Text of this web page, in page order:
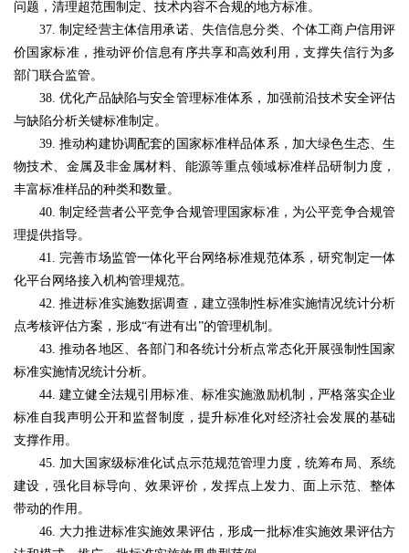
问题，清理超范围制定、技术内容不合规的地方标准。
37. 制定经营主体信用承诺、失信信息分类、个体工商户信用评
价国家标准，推动评价信息有序共享和高效利用，支撑失信行为多
部门联合监管。
38. 优化产品缺陷与安全管理标准体系，加强前沿技术安全评估
与缺陷分析关键标准制定。
39. 推动构建协调配套的国家标准样品体系，加大绿色生态、生
物技术、金属及非金属材料、能源等重点领域标准样品研制力度，
丰富标准样品的种类和数量。
40. 制定经营者公平竞争合规管理国家标准，为公平竞争合规管
理提供指导。
41. 完善市场监管一体化平台网络标准规范体系，研究制定一体
化平台网络接入机构管理规范。
42. 推进标准实施数据调查，建立强制性标准实施情况统计分析
点考核评估方案，形成“有进有出”的管理机制。
43. 推动各地区、各部门和各统计分析点常态化开展强制性国家
标准实施情况统计分析。
44. 建立健全法规引用标准、标准实施激励机制，严格落实企业
标准自我声明公开和监督制度，提升标准化对经济社会发展的基础
支撑作用。
45. 加大国家级标准化试点示范规范管理力度，统筹布局、系统
建设，强化目标导向、效果评价，发挥点上发力、面上示范、整体
带动的作用。
46. 大力推进标准实施效果评估，形成一批标准实施效果评估方